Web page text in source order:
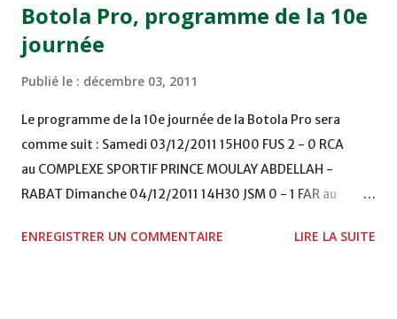
Botola Pro, programme de la 10e
journée
Publié le : décembre 03, 2011
Le programme de la 10e journée de la Botola Pro sera
comme suit : Samedi 03/12/2011 15H00 FUS 2 - 0 RCA
au COMPLEXE SPORTIF PRINCE MOULAY ABDELLAH -
RABAT Dimanche 04/12/2011 14H30 JSM 0 - 1 FAR au
TERRAIN EL ABDI - EL JADIDA 16h30 OCK 0 - 1 HUSA
ENREGISTRER UN COMMENTAIRE LIRE LA SUITE